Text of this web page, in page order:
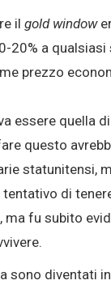
ilgold window
20% a
prezzo
essere quella
questo
statunitensi,
di
ma fu subito
sono diventati